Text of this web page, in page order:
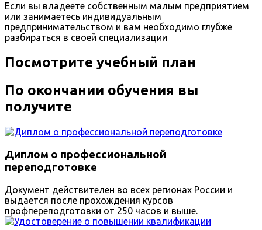
Если вы владеете собственным малым предприятием
или занимаетесь индивидуальным
предпринимательством и вам необходимо глубже
разбираться в своей специализации
Посмотрите учебный план
По окончании обучения вы
получите
Диплом о профессиональной
переподготовке
Документ действителен во всех регионах России и
выдается после прохождения курсов
профпереподготовки от 250 часов и выше.